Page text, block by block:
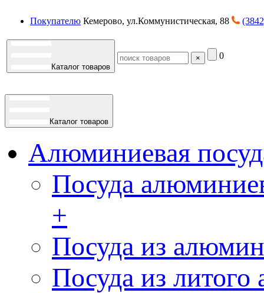
Покупателю Кемерово, ул.Коммунистическая, 88
Каталог товаров
× 0
Каталог товаров
Алюминиевая
Посуда
+
Посуда из
Посуда из